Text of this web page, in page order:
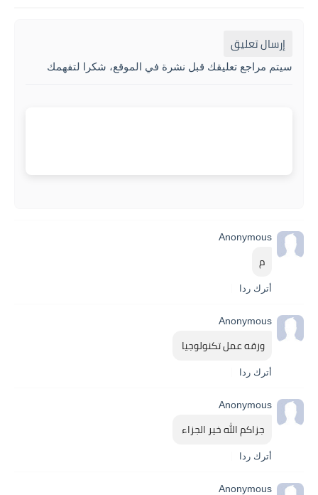
إرسال تعليق
سيتم مراجع تعليقك قبل نشرة في الموقع، شكرا لتفهمك
Anonymous
م
أترك ردا
Anonymous
ورقه عمل تكنولوجيا
أترك ردا
Anonymous
جزاكم الله خير الجزاء
أترك ردا
Anonymous